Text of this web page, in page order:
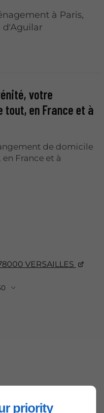
priority
à Paris,
d'Aguilar
VERSAILLES
votre
tout, en France et à
de domicile
France et à